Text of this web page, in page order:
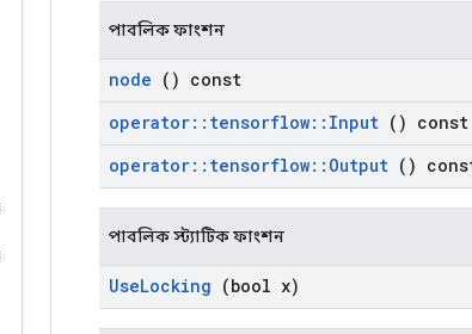
পাবলিক ফাংশন
node () const
operator:: tensorflow:: Input () const
operator:: tensorflow:: Output ()
পাবলিক স্ট্যাটিক ফাংশন
UseLocking (bool x)